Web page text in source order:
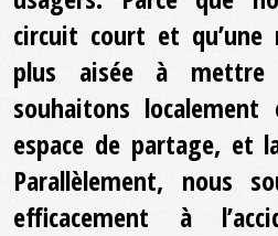
circuit court et qu’une
plus aisée à
souhaitons
espace de partage, et
Parallèlement, nous
efficacement à